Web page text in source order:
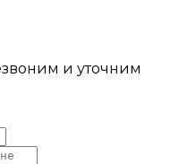
и уточним